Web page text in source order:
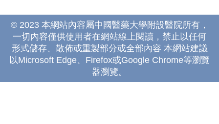
© 2023 本網站內容屬中國醫藥大學附設醫院所有，
一切內容僅供使用者在網站線上閱讀，禁止以任何
形式儲存、散佈或重製部分或全部內容 本網站建議
以Microsoft Edge、Firefox或Google Chrome等瀏覽
器瀏覽。